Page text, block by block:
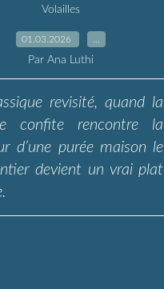
Volailles
01.03.2026
Par Ana Luthi
revisité, quand la
confite rencontre la
d’une purée maison le
devient un vrai plat